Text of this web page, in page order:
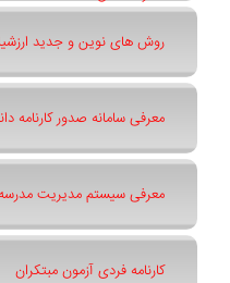
روش های نوین و جدید
معرفی سامانه صدور کارنامه
معرفی سیستم مدیریت
کارنامه فردی آزمون مبتکران